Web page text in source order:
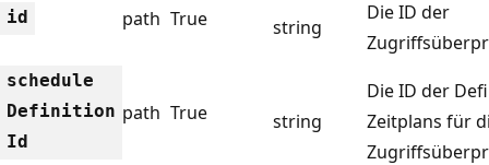
id path True string
Die ID der
schedule
Definition
Id
path True string
Die ID der
Zeitplans für